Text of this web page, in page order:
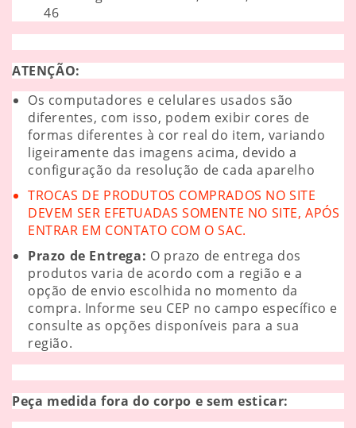
46
ATENÇÃO:
Os computadores e celulares usados são
diferentes, com isso, podem exibir cores de
formas diferentes à cor real do item, variando
ligeiramente das imagens acima, devido a
configuração da resolução de cada aparelho
TROCAS DE PRODUTOS COMPRADOS NO SITE
DEVEM SER EFETUADAS SOMENTE NO SITE, APÓS
ENTRAR EM CONTATO COM O SAC.
Prazo de Entrega: O prazo de entrega dos
produtos varia de acordo com a região e a
opção de envio escolhida no momento da
compra. Informe seu CEP no campo específico e
consulte as opções disponíveis para a sua
região.
Peça medida fora do corpo e sem esticar: